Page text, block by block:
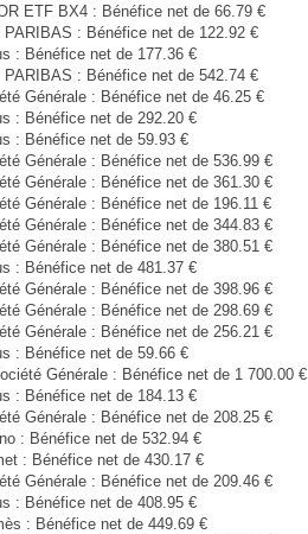
ETF BX4 : Bénéfice net de 66.79 €
: Bénéfice net de 122.92 €
: Bénéfice net de 177.36 €
: Bénéfice net de 542.74 €
Générale : Bénéfice net de 46.25 €
: Bénéfice net de 292.20 €
: Bénéfice net de 59.93 €
Générale : Bénéfice net de 536.99 €
Générale : Bénéfice net de 361.30 €
Générale : Bénéfice net de 196.11 €
Générale : Bénéfice net de 344.83 €
Générale : Bénéfice net de 380.51 €
: Bénéfice net de 481.37 €
Générale : Bénéfice net de 398.96 €
Générale : Bénéfice net de 298.69 €
Générale : Bénéfice net de 256.21 €
: Bénéfice net de 59.66 €
Générale : Bénéfice net de 1 700.00 €
: Bénéfice net de 184.13 €
Générale : Bénéfice net de 208.25 €
: Bénéfice net de 532.94 €
: Bénéfice net de 430.17 €
Générale : Bénéfice net de 209.46 €
: Bénéfice net de 408.95 €
: Bénéfice net de 449.69 €